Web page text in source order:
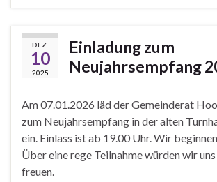
DEZ.
10
2025
Einladung zum
Neujahrsempfang
Am 07.01.2026 läd der Gemeinderat
zum Neujahrsempfang in der alten
ein. Einlass ist ab 19.00 Uhr. Wir
Über eine rege Teilnahme würden wir
freuen.